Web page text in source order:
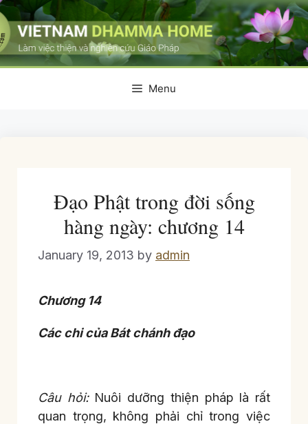
Skip
to
content
Menu
Đạo Phật trong đời sống
hàng ngày: chương 14
January 19, 2013 by admin
Chương 14
Các chi của Bát chánh đạo
Câu hỏi: Nuôi dưỡng thiện pháp là rất
quan trọng, không phải chỉ trong việc